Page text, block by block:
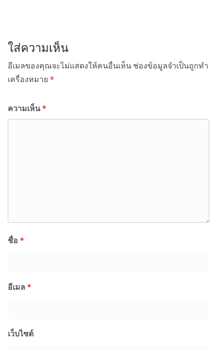
ใส่ความเห็น
อีเมลของคุณจะไม่แสดงให้คนอื่นเห็น ช่องข้อมูลจำเป็นถูกทำ
เครื่องหมาย *
ความเห็น*
ชื่อ *
อีเมล *
เว็บไซต์